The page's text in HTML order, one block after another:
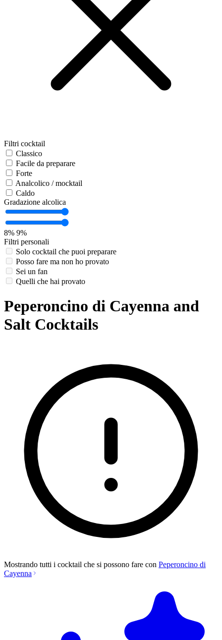
Filtri cocktail
Classico
Facile da preparare
Forte
Analcolico / mocktail
Caldo
Gradazione alcolica
8% 9%
Filtri personali
Solo cocktail che puoi preparare
Posso fare ma non ho provato
Sei un fan
Quelli che hai provato
Peperoncino di Cayenna and
Salt Cocktails
Mostrando tutti i cocktail che si possono fare con Peperoncino di
Cayenna